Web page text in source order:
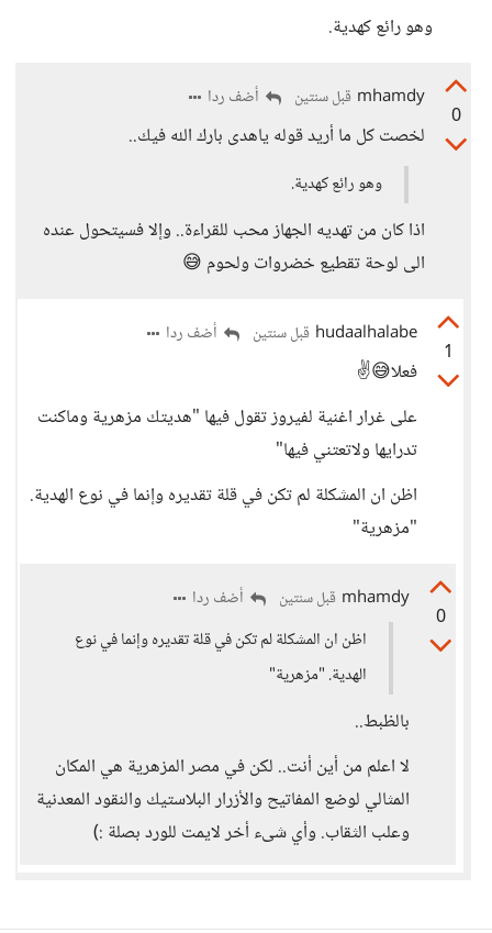
وهو رائع كهدية.
0
mhamdy قبل سنتين أضف ردا
لخصت كل ما أريد قوله ياهدى بارك الله فيك..
وهو رائع كهدية.
اذا كان من تهديه الجهاز محب للقراءة.. وإلا فسيتحول عنده
الى لوحة تقطيع خضروات ولحوم 😅
1
hudaalhalabe قبل سنتين أضف ردا
فعلا😅✌️
على غرار اغنية لفيروز تقول فيها "هديتك مزهرية وماكنت
تدرايها ولاتعتني فيها"
اظن ان المشكلة لم تكن في قلة تقديره وإنما في نوع الهدية.
"مزهرية"
0
mhamdy قبل سنتين
أضف ردا
اظن ان المشكلة لم تكن في قلة تقديره وإنما في نوع
الهدية. "مزهرية"
بالظبط..
لا اعلم من أين أنت.. لكن في مصر المزهرية هي المكان
المثالي لوضع المفاتيح والأزرار البلاستيك والنقود المعدنية
وعلب الثقاب. وأي شىء أخر لايمت للورد بصلة :)